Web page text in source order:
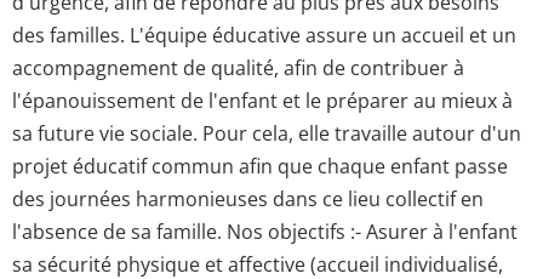
des familles. L'équipe éducative assure un accueil et un
accompagnement de qualité, afin de contribuer à
l'épanouissement de l'enfant et le préparer au mieux à
sa future vie sociale. Pour cela, elle travaille autour d'un
projet éducatif commun afin que chaque enfant passe
des journées harmonieuses dans ce lieu collectif en
l'absence de sa famille. Nos objectifs :- Asurer à l'enfant
sa sécurité physique et affective (accueil individualisé,